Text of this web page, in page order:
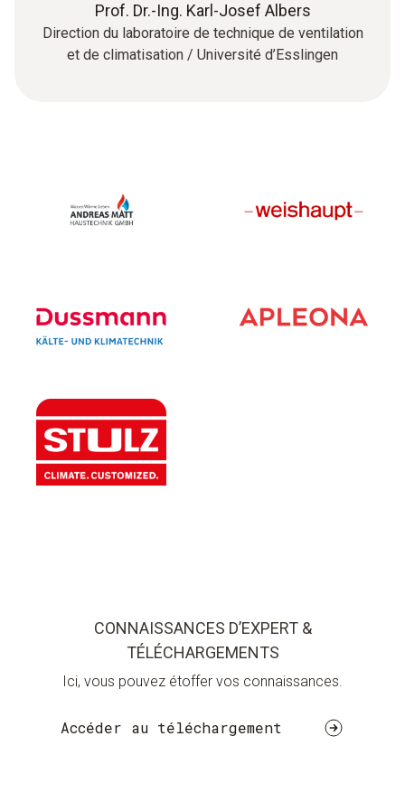
Prof. Dr.-Ing. Karl-Josef Albers
Direction du laboratoire de technique de ventilation
et de climatisation / Université d’Esslingen
CONNAISSANCES D’EXPERT &
TÉLÉCHARGEMENTS
Ici, vous pouvez étoffer vos connaissances.
Accéder au téléchargement